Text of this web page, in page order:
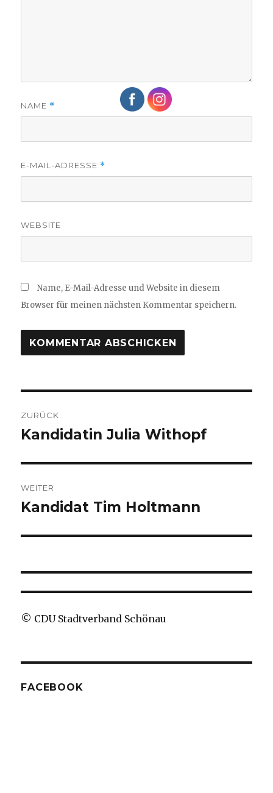
NAME *
E-MAIL-ADRESSE *
WEBSITE
Name, E-Mail-Adresse und Website in diesem
Browser für meinen nächsten Kommentar speichern.
ZURÜCK
Vorheriger
Kandidatin Julia Withopf
WEITER
Nächster
Kandidat Tim Holtmann
© CDU Stadtverband Schönau
FACEBOOK